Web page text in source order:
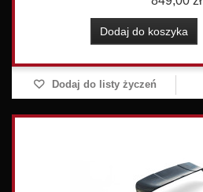
Dodaj do koszyka
Dodaj do listy życzeń